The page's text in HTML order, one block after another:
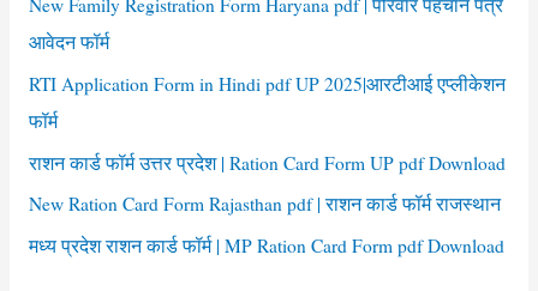
आवेदन फॉर्म
RTI Application Form in Hindi pdf UP 2025|आरटीआई एप्लीकेशन
फॉर्म
राशन कार्ड फॉर्म उत्तर प्रदेश | Ration Card Form UP pdf Download
New Ration Card Form Rajasthan pdf | राशन कार्ड फॉर्म राजस्थान
मध्य प्रदेश राशन कार्ड फॉर्म | MP Ration Card Form pdf Download